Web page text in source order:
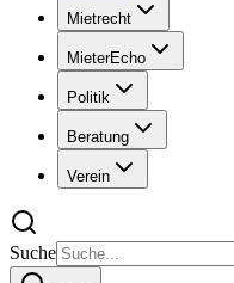
Mietrecht
MieterEcho
Politik
Beratung
Verein
Suche